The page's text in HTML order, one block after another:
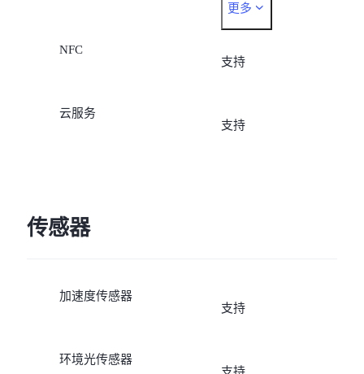
支持 AGPS、蜂窝网络定
位、无线局域网定位
更多
NFC
支持
云服务
支持
传感器
加速度传感器
支持
环境光传感器